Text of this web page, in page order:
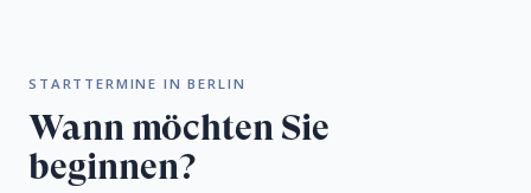
STARTTERMINE IN BERLIN
Wann möchten Sie
beginnen?